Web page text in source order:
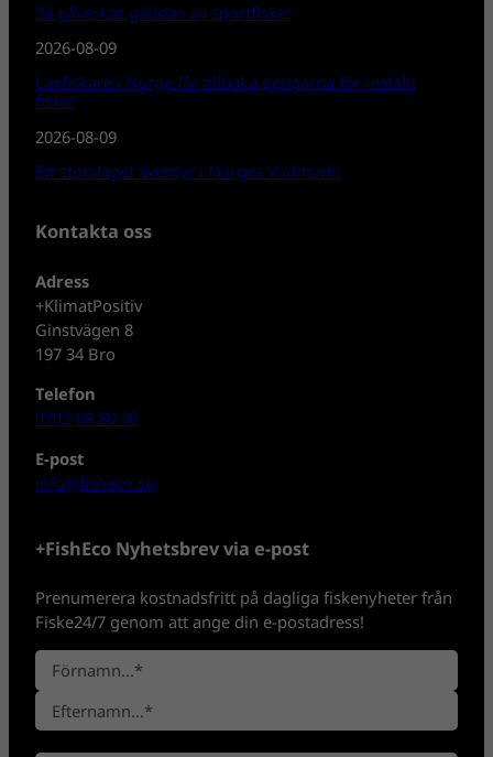
Så påverkas gäddan av sportfiske!
2026-08-09
Laxfiskare i Norge får tillbaka pengarna för inställt
fiske!
2026-08-09
Ett storslaget äventyr i Norges Vildmark!
Kontakta oss
Adress
+KlimatPositiv
Ginstvägen 8
197 34 Bro
Telefon
0702-08 80 30
E-post
info@fisheco.se
+FishEco Nyhetsbrev via e-post
Prenumerera kostnadsfritt på dagliga fiskenyheter från
Fiske24/7 genom att ange din e-postadress!
N
a
n
F
ö
r